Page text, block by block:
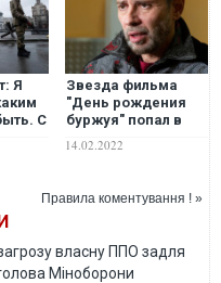
Я
С
Звезда фильма
"День рождения
буржуя" попал в
больницу
14.02.2022
Правила коментування ! »
власну ППО задля
Міноборони